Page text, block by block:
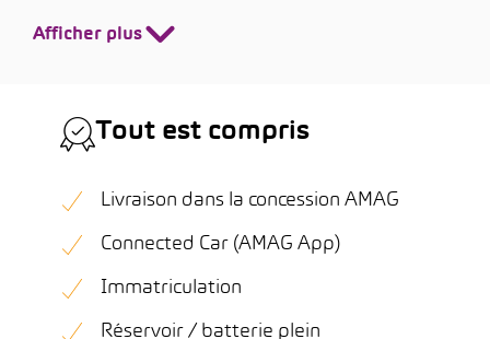
Afficher plus
Tout est compris
Livraison dans la concession AMAG
Connected Car (AMAG App)
Immatriculation
Réservoir / batterie plein